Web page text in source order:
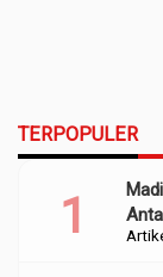
TERPOPULER